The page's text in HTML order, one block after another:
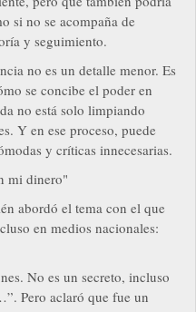
si no se acompaña de
y seguimiento.
no es un detalle menor. Es
se concibe el poder en
no está solo limpiando
Y en ese proceso, puede
y críticas innecesarias.
mi dinero"
abordó el tema con el que
en medios nacionales:
No es un secreto, incluso
Pero aclaró que fue un